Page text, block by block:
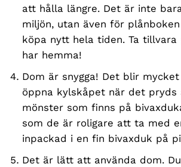
att hålla längre. Det är inte
miljön, utan även för
köpa nytt hela tiden. Ta tillvara
har hemma!
Dom är snygga! Det blir
öppna kylskåpet när det pryds
mönster som finns på
som de är roligare att ta med
inpackad i en fin bivaxduk på
Det är lätt att använda dom.